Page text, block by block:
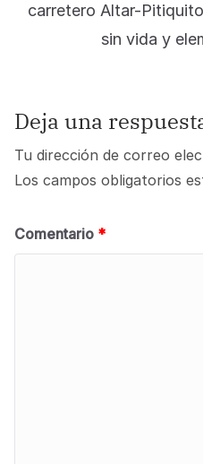
carretero Altar-
sin vida y
Deja una
Tu dirección de correo
Los campos obligatorios
Comentario *